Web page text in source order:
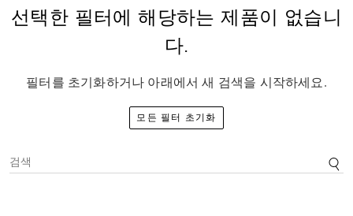
선택한 필터에 해당하는 제품이 없습니
다.
필터를 초기화하거나 아래에서 새 검색을 시작하세요.
모든 필터 초기화